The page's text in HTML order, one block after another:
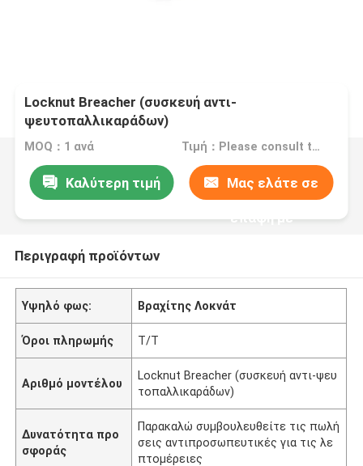
Locknut Breacher (συσκευή αντι-
ψευτοπαλλικαράδων)
MOQ：1 ανά Τιμή：Please consult the sales representative for details.
Καλύτερη τιμή Μας ελάτε σε
επαφή με
Περιγραφή προϊόντων
Υψηλό φως: Βραχίτης Λοκνάτ
Όροι πληρωμής T/T
Αριθμό μοντέλου
Locknut Breacher (συσκευή αντι-ψευ
τοπαλλικαράδων)
Δυνατότητα προ
σφοράς
Παρακαλώ συμβουλευθείτε τις πωλή
σεις αντιπροσωπευτικές για τις λε
πτομέρειες